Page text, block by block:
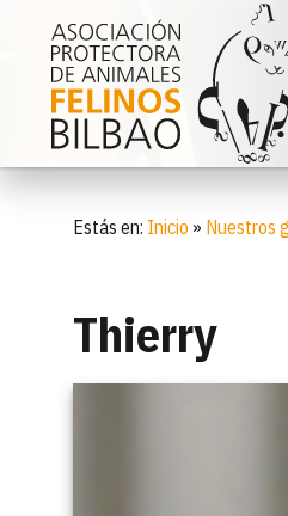
Estás en: Inicio » Nuestros
Thierry